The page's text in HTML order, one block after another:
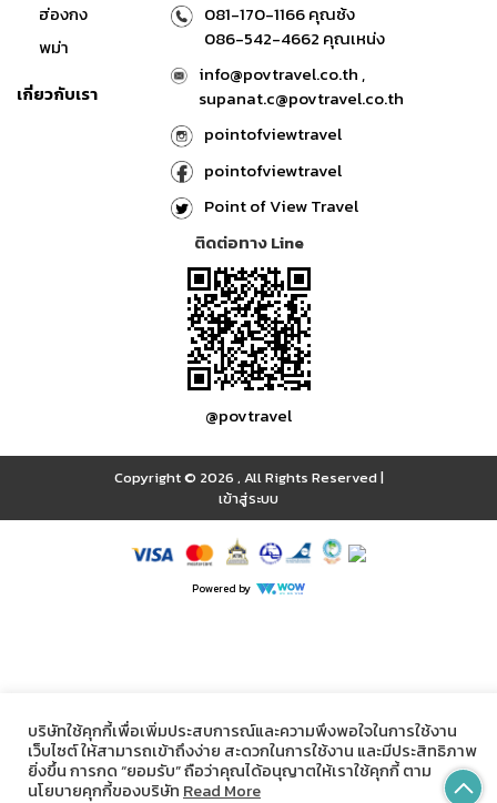
บริษัทใช้คุกกี้เพื่อเพิ่มประสบการณ์และความพึงพอใจในการใช้งาน
เว็บไซต์ ให้สามารถเข้าถึงง่าย สะดวกในการใช้งาน และมีประสิทธิภาพ
ยิ่งขึ้น การกด “ยอมรับ” ถือว่าคุณได้อนุญาตให้เราใช้คุกกี้ ตาม
นโยบายคุกกี้ของบริษัท Read More
ฮ่องกง
พม่า
เกี่ยวกับเรา
081-170-1166 คุณซ้ง
086-542-4662 คุณเหน่ง
info@povtravel.co.th ,
supanat.c@povtravel.co.th
pointofviewtravel
pointofviewtravel
Point of View Travel
ติดต่อทาง Line
@povtravel
Copyright © 2026 , All Rights Reserved|
เข้าสู่ระบบ
Powered by